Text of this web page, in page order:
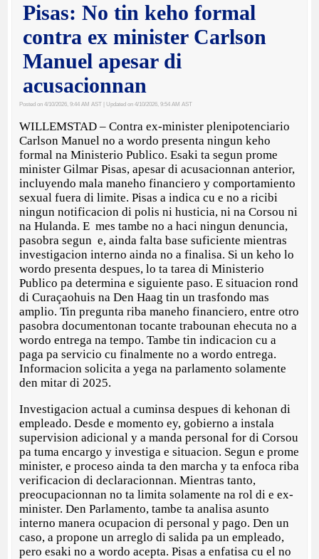
Pisas: No tin keho formal
contra ex minister Carlson
Manuel apesar di
acusacionnan
Posted on 4/10/2026, 9:44 AM AST | Updated on 4/10/2026, 9:54 AM AST
WILLEMSTAD – Contra ex-minister plenipotenciario
Carlson Manuel no a wordo presenta ningun keho
formal na Ministerio Publico. Esaki ta segun prome
minister Gilmar Pisas, apesar di acusacionnan anterior,
incluyendo mala maneho financiero y comportamiento
sexual fuera di limite. Pisas a indica cu e no a ricibi
ningun notificacion di polis ni husticia, ni na Corsou ni
na Hulanda. E mes tambe no a haci ningun denuncia,
pasobra segun e, ainda falta base suficiente mientras
investigacion interno ainda no a finalisa. Si un keho lo
wordo presenta despues, lo ta tarea di Ministerio
Publico pa determina e siguiente paso. E situacion rond
di Curaçaohuis na Den Haag tin un trasfondo mas
amplio. Tin pregunta riba maneho financiero, entre otro
pasobra documentonan tocante trabounan ehecuta no a
wordo entrega na tempo. Tambe tin indicacion cu a
paga pa servicio cu finalmente no a wordo entrega.
Informacion solicita a yega na parlamento solamente
den mitar di 2025.
Investigacion actual a cuminsa despues di kehonan di
empleado. Desde e momento ey, gobierno a instala
supervision adicional y a manda personal for di Corsou
pa tuma encargo y investiga e situacion. Segun e prome
minister, e proceso ainda ta den marcha y ta enfoca riba
verificacion di declaracionnan. Mientras tanto,
preocupacionnan no ta limita solamente na rol di e ex-
minister. Den Parlamento, tambe ta analisa asunto
interno manera ocupacion di personal y pago. Den un
caso, a propone un arreglo di salida pa un empleado,
pero esaki no a wordo acepta. Pisas a enfatisa cu el no